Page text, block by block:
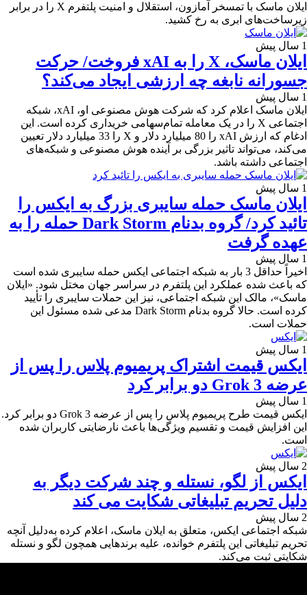
ایلان ماسک با تمسخر آمازون، استقلال و امنیت پلتفرم X را در برابر
زیرساخت‌های ابری به رخ کشید.
1 سال پیش
ایلان ماسک، X را به xAI فروخت/ حرکت
جسورانه نابغه چه ارزشی ایجاد می‌کند؟
1 سال پیش
ایلان ماسک اعلام کرد که شرکت هوش مصنوعی او، xAI، شبکه
اجتماعی X را در یک معامله تمام‌سهامی خریداری کرده است. این
ادغام که ارزش xAI را 80 میلیارد دلار و X را 33 میلیارد دلار تعیین
می‌کند، می‌تواند تاثیر بزرگی بر آینده هوش مصنوعی و شبکه‌های
اجتماعی داشته باشد.
1 سال پیش
ایلان ماسک حمله سایبری بزرگ به ایکس را
تائید کرد/ گروه بدنام Dark Storm حمله را به
عهده گرفت
1 سال پیش
اخیراً حداقل 3 بار به شبکه اجتماعی ایکس حمله سایبری شده است
که باعث شده عملکرد این پلتفرم در سراسر جهان مختل شود. «ایلان
ماسک»، مالک این شبکه اجتماعی، نیز این حملات سایبری را تأیید
کرده است. حالا گروه بدنام Dark Storm مدعی شده مسئول این
حملات است.
1 سال پیش
ایکس قیمت اشتراک پریمیوم پلاس را پس از
عرضه Grok 3 دو برابر کرد
1 سال پیش
ایکس قیمت طرح پریمیوم پلاس را پس از عرضه Grok 3 دو برابر کرد.
این افزایش قیمت و تقسیم ویژگی‌ها باعث نارضایتی کاربران شده
است.
2 سال پیش
ایکس از لگو، نستله و چند شرکت دیگر به
دلیل تحریم تبلیغاتی شکایت می کند
2 سال پیش
شبکه اجتماعی ایکس، متعلق به ایلان ماسک، اعلام کرده به‌دلیل آنچه
تحریم تبلیغاتی این پلتفرم خوانده، علیه برندهایی همچون لگو و نستله
شکایتی ثبت می‌کند.